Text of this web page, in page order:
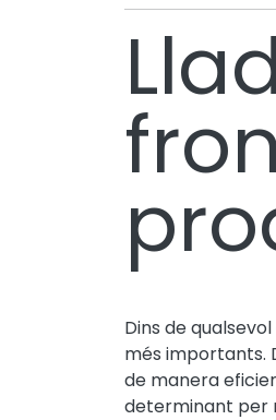
Dins de
més importants.
de manera
determinant per